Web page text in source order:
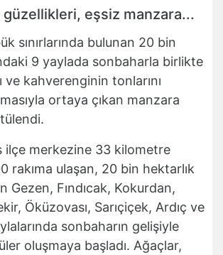
güzellikleri, eşsiz manzara...
sınırlarında bulunan 20 bin
9 yaylada sonbaharla birlikte
ve kahverenginin tonlarını
ortaya çıkan manzara
ilçe merkezine 33 kilometre
rakıma ulaşan, 20 bin hektarlık
Gezen, Fındıcak, Kokurdan,
Öküzovası, Sarıçiçek, Ardıç ve
sonbaharın gelişiyle
oluşmaya başladı. Ağaçlar,